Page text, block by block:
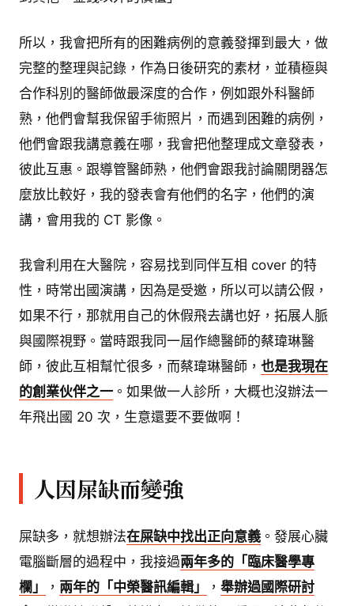
所以，我會把所有的困難病例的意義發揮到最大，做
完整的整理與記錄，作為日後研究的素材，並積極與
合作科別的醫師做最深度的合作，例如跟外科醫師
熟，他們會幫我保留手術照片，而遇到困難的病例，
他們會跟我講意義在哪，我會把他整理成文章發表，
彼此互惠。跟導管醫師熟，他們會跟我討論關閉器怎
麼放比較好，我的發表會有他們的名字，他們的演
講，會用我的 CT 影像。
我會利用在大醫院，容易找到同伴互相 cover 的特
性，時常出國演講，因為是受邀，所以可以請公假，
如果不行，那就用自己的休假飛去講也好，拓展人脈
與國際視野。當時跟我同一屆作總醫師的蔡瑋琳醫
師，彼此互相幫忙很多，而蔡瑋琳醫師， 也是我現在
的創業伙伴之一 。如果做一人診所，大概也沒辦法一
年飛出國 20 次，生意還要不要做啊！
人因屎缺而變強
屎缺多，就想辦法在屎缺中找出正向意義 。發展心臟
電腦斷層的過程中，我接過兩年多的「臨床醫學專
欄」
， 兩年的「中榮醫訊編輯」 ， 舉辦過國際研討